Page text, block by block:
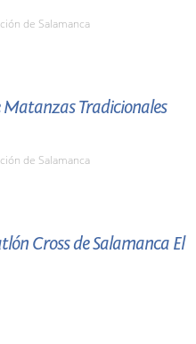
de Salamanca
Tradicionales
de Salamanca
Cross de Salamanca El